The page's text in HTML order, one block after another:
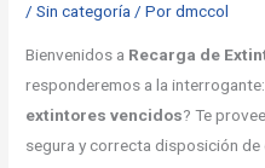
/Sin categoría/ Pordmccol
Bienvenidos a Recarga de
responderemos a la
extintores vencidos? Te
segura y correcta disposición